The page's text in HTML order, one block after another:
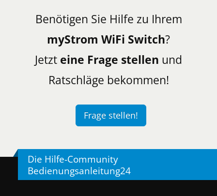
Benötigen Sie Hilfe zu Ihrem
myStrom WiFi Switch?
Jetzt eine Frage stellen und
Ratschläge bekommen!
Frage stellen!
Die Hilfe-Community
Bedienungsanleitung24